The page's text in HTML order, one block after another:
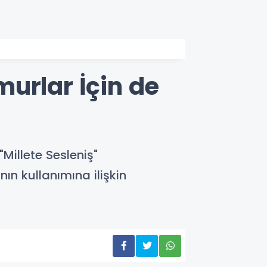
İçin de
Sesleniş"
kullanımına ilişkin